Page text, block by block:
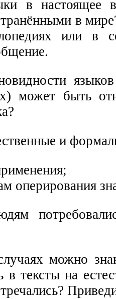
в настоящее
в
или в
может быть
и
оперирования
можно
в тексты на